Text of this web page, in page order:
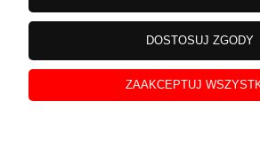
INFORMACJE
O NAS
DOSTOSUJ ZGODY
ZAAKCEPTUJ